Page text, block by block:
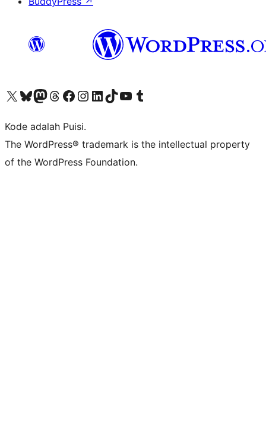
Kunjungi akun X (sebelumnya Twitter) kamiVisit our Bluesky account
Kunjungi akun Mastodon kami
Visit our Threads account
Kunjungi halaman Facebook kamiKunjungi akun Instagram kamiKunjungi akun LinkedIn kami
Visit our TikTok account
Kunjungi channel YouTube kamiVisit our Tumblr account
Kode adalah Puisi.
The WordPress® trademark is the intellectual property
of the WordPress Foundation.